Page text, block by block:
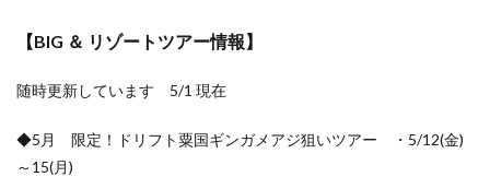
【BIG ＆ リゾートツアー情報】
随時更新しています 5/1 現在
◆5月 限定！ドリフト粟国ギンガメアジ狙いツアー ・5/12(金)
～15(月)